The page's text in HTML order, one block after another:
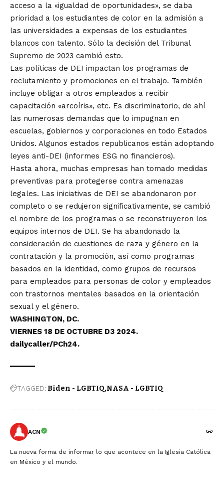
acceso a la «igualdad de oportunidades», se daba
prioridad a los estudiantes de color en la admisión a
las universidades a expensas de los estudiantes
blancos con talento. Sólo la decisión del Tribunal
Supremo de 2023 cambió esto.
Las políticas de DEI impactan los programas de
reclutamiento y promociones en el trabajo. También
incluye obligar a otros empleados a recibir
capacitación «arcoíris», etc. Es discriminatorio, de ahí
las numerosas demandas que lo impugnan en
escuelas, gobiernos y corporaciones en todo Estados
Unidos. Algunos estados republicanos están adoptando
leyes anti-DEI (informes ESG no financieros).
Hasta ahora, muchas empresas han tomado medidas
preventivas para protegerse contra amenazas
legales. Las iniciativas de DEI se abandonaron por
completo o se redujeron significativamente, se cambió
el nombre de los programas o se reconstruyeron los
equipos internos de DEI. Se ha abandonado la
consideración de cuestiones de raza y género en la
contratación y la promoción, así como programas
basados ​​en la identidad, como grupos de recursos
para empleados para personas de color y empleados
con trastornos mentales basados ​​en la orientación
sexual y el género.
WASHINGTON, DC.
VIERNES 18 DE OCTUBRE D3 2024.
dailycaller/PCh24.
TAGGED: Biden - LGBTIQ NASA - LGBTIQ
ACN
La nueva forma de informar lo que acontece en la Iglesia Católica
en México y el mundo.